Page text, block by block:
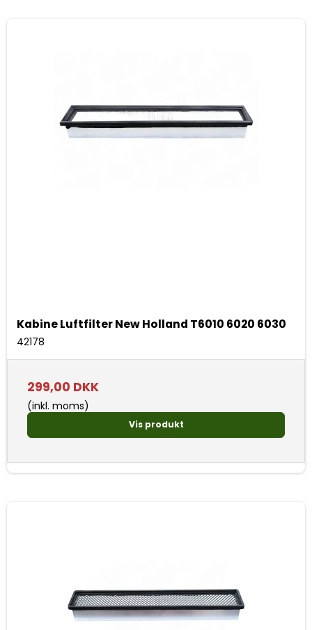
Kabine Luftfilter New Holland T6010 6020 6030
42178
299,00 DKK
(inkl. moms)
Vis produkt